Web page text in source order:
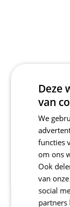
Deze
van
We
functies
om ons
Ook
van
social
partners